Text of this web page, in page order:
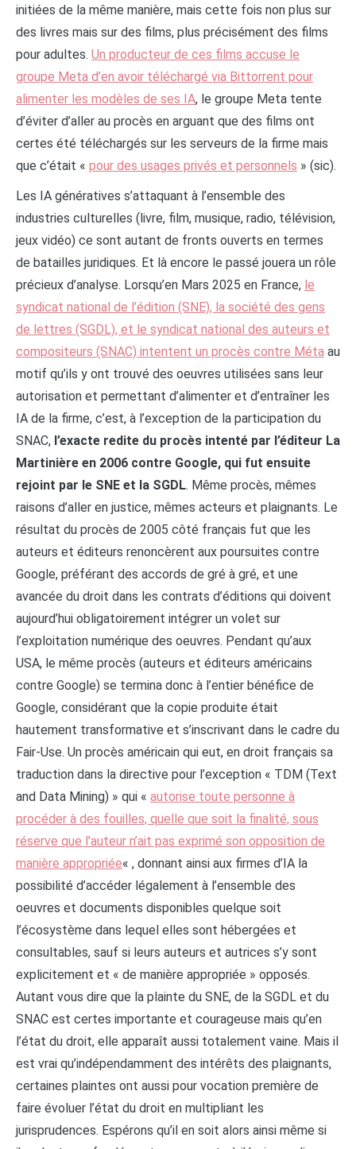
initiées de la même manière, mais cette fois non plus sur
des livres mais sur des films, plus précisément des films
pour adultes. Un producteur de ces films accuse le
groupe Meta d’en avoir téléchargé via Bittorrent pour
alimenter les modèles de ses IA, le groupe Meta tente
d’éviter d’aller au procès en arguant que des films ont
certes été téléchargés sur les serveurs de la firme mais
que c’était « pour des usages privés et personnels » (sic).
Les IA génératives s’attaquant à l’ensemble des
industries culturelles (livre, film, musique, radio, télévision,
jeux vidéo) ce sont autant de fronts ouverts en termes
de batailles juridiques. Et là encore le passé jouera un rôle
précieux d’analyse. Lorsqu’en Mars 2025 en France, le
syndicat national de l’édition (SNE), la société des gens
de lettres (SGDL), et le syndicat national des auteurs et
compositeurs (SNAC) intentent un procès contre Méta au
motif qu’ils y ont trouvé des oeuvres utilisées sans leur
autorisation et permettant d’alimenter et d’entraîner les
IA de la firme, c’est, à l’exception de la participation du
SNAC, l’exacte redite du procès intenté par l’éditeur La
Martinière en 2006 contre Google, qui fut ensuite
rejoint par le SNE et la SGDL. Même procès, mêmes
raisons d’aller en justice, mêmes acteurs et plaignants. Le
résultat du procès de 2005 côté français fut que les
auteurs et éditeurs renoncèrent aux poursuites contre
Google, préférant des accords de gré à gré, et une
avancée du droit dans les contrats d’éditions qui doivent
aujourd’hui obligatoirement intégrer un volet sur
l’exploitation numérique des oeuvres. Pendant qu’aux
USA, le même procès (auteurs et éditeurs américains
contre Google) se termina donc à l’entier bénéfice de
Google, considérant que la copie produite était
hautement transformative et s’inscrivant dans le cadre du
Fair-Use. Un procès américain qui eut, en droit français sa
traduction dans la directive pour l’exception « TDM (Text
and Data Mining) » qui « autorise toute personne à
procéder à des fouilles, quelle que soit la finalité, sous
réserve que l’auteur n’ait pas exprimé son opposition de
manière appropriée« , donnant ainsi aux firmes d’IA la
possibilité d’accéder légalement à l’ensemble des
oeuvres et documents disponibles quelque soit
l’écosystème dans lequel elles sont hébergées et
consultables, sauf si leurs auteurs et autrices s’y sont
explicitement et « de manière appropriée » opposés.
Autant vous dire que la plainte du SNE, de la SGDL et du
SNAC est certes importante et courageuse mais qu’en
l’état du droit, elle apparaît aussi totalement vaine. Mais il
est vrai qu’indépendamment des intérêts des plaignants,
certaines plaintes ont aussi pour vocation première de
faire évoluer l’état du droit en multipliant les
jurisprudences. Espérons qu’il en soit alors ainsi même si